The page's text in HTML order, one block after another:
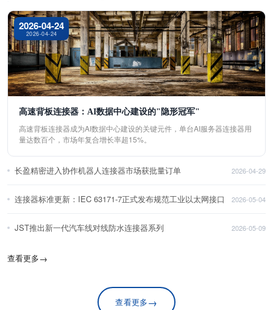
2026-04-24
2026-04-24
高速背板连接器：AI数据中心建设的"隐形冠军"
高速背板连接器成为AI数据中心建设的关键元件，单台AI服务器连接器用
量达数百个，市场年复合增长率超15%。
长盈精密进入协作机器人连接器市场获批量订单 2026-04-29
连接器标准更新：IEC 63171-7正式发布规范工业以太网接口 2026-05-04
JST推出新一代汽车线对线防水连接器系列 2026-05-09
查看更多→
查看更多→